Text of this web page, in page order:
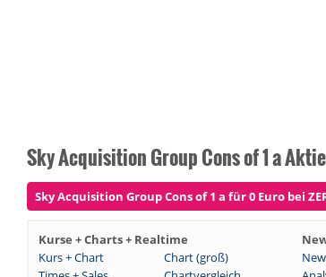
Sky Acquisition Group Cons of 1 a Aktie
Sky Acquisition Group Cons of 1 a für 0 Euro bei
Kurse + Charts + Realtime
Kurs + Chart
Chart (groß)